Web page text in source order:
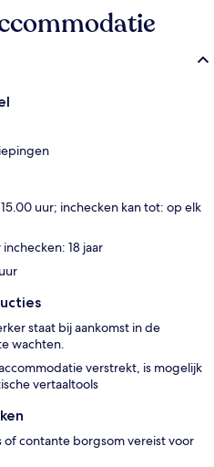
uur; inchecken kan tot: op elk
18 jaar
staat bij aankomst in de
wachten.
verstrekt, is mogelijk
vertaaltools
contante borgsom vereist voor